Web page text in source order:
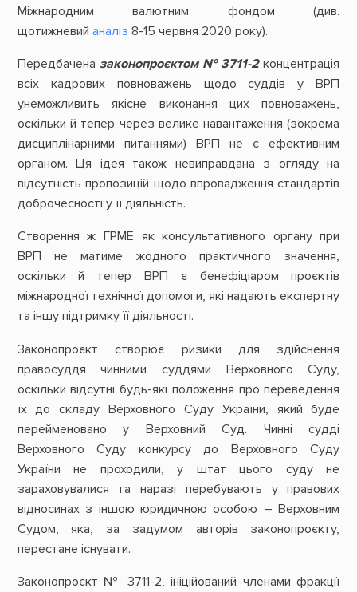
Міжнародним валютним фондом (див.
щотижневий аналіз 8-15 червня 2020 року).
Передбачена законопроєктом № 3711-2концентрація
всіх кадрових повноважень щодо суддів у ВРП
унеможливить якісне виконання цих повноважень,
оскільки й тепер через велике навантаження (зокрема
дисциплінарними питаннями) ВРП не є ефективним
органом. Ця ідея також невиправдана з огляду на
відсутність пропозицій щодо впровадження стандартів
доброчесності у її діяльність.
Створення ж ГРМЕ як консультативного органу при
ВРП не матиме жодного практичного значення,
оскільки й тепер ВРП є бенефіціаром проєктів
міжнародної технічної допомоги, які надають експертну
та іншу підтримку її діяльності.
Законопроєкт створює ризики для здійснення
правосуддя чинними суддями Верховного Суду,
оскільки відсутні будь-які положення про переведення
їх до складу Верховного Суду України, який буде
перейменовано у Верховний Суд. Чинні судді
Верховного Суду конкурсу до Верховного Суду
України не проходили, у штат цього суду не
зараховувалися та наразі перебувають у правових
відносинах з іншою юридичною особою – Верховним
Судом, яка, за задумом авторів законопроєкту,
перестане існувати.
Законопроєкт № 3711-2, ініційований членами фракції